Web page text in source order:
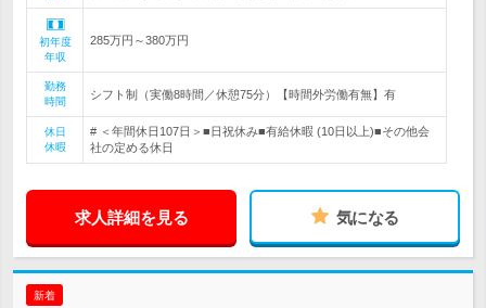
初年度
年収
285万円～380万円
勤務
時間
シフト制（実働8時間／休憩75分）【時間外労働有無】有
休日
休暇
# ＜年間休日107日＞■日祝休み■有給休暇 (10日以上)■その他会
社の定める休日
求人詳細を見る 気になる
新着